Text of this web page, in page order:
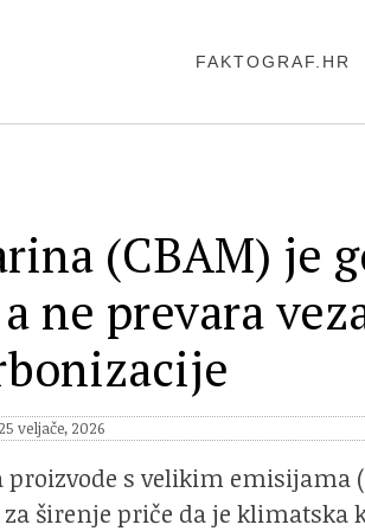
FAKTOGRAF.HR
(CBAM) je
ne prevara
25 veljače, 2026
proizvode s velikim emisijama
širenje priče da je klimatska